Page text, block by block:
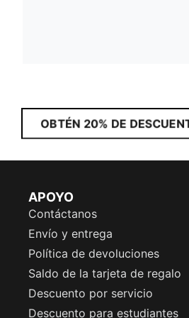
OBTÉN 20% DE
APOYO
Contáctanos
Envío y entrega
Política de devoluciones
Saldo de la tarjeta de regalo
Descuento por servicio
Descuento para estudiantes